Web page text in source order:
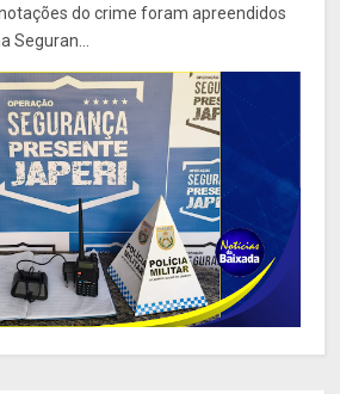
do crime foram apreendidos
Seguran...